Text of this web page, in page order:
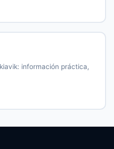
información práctica,